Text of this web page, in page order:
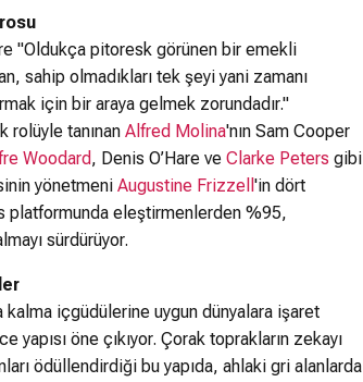
"Oldukça pitoresk görünen bir emekli
sahip olmadıkları tek şeyi yani zamanı
için bir araya gelmek zorundadır."
rolüyle tanınan Alfred Molina'nın Sam Cooper
Woodard, Denis O’Hare ve Clarke Peters gibi
yönetmeni Augustine Frizzell 'in dört
platformunda eleştirmenlerden %95,
sürdürüyor.
içgüdülerine uygun dünyalara işaret
yapısı öne çıkıyor. Çorak toprakların zekayı
ödüllendirdiği bu yapıda, ahlaki gri alanlarda